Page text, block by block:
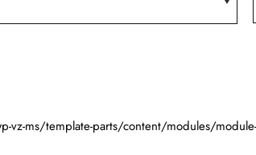
ms/template-parts/content/modules/